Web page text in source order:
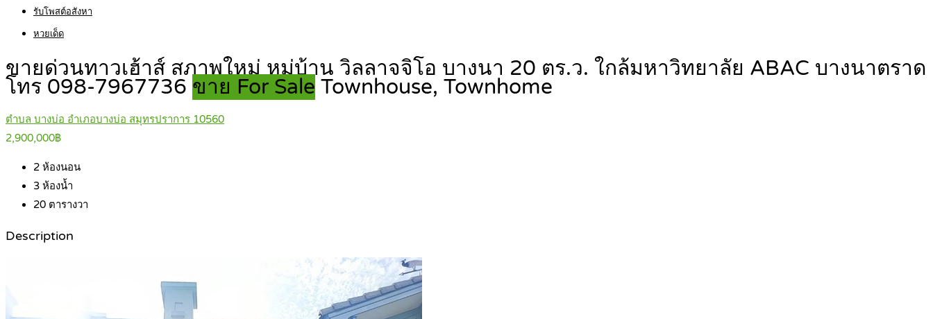
รับโพสต์อสังหา
หวยเด็ด
ขายด่วนทาวเฮ้าส์ สภาพใหม่ หมู่บ้าน วิลลาจจิโอ บางนา 20 ตร.ว. ใกล้มหาวิทยาลัย ABAC บางนาตราด
โทร 098-7967736 ขาย For Sale Townhouse, Townhome
ตำบล บางบ่อ อำเภอบางบ่อ สมุทรปราการ 10560
2,900,000฿
2 ห้องนอน
3 ห้องน้ำ
20 ตารางวา
Description